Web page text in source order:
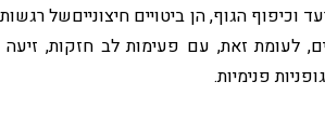
רעד וכיפוף הגוף, הן ביטויים חיצונייםשל
לעומת זאת, עם פעימות לב חזקות,
פנימיות.